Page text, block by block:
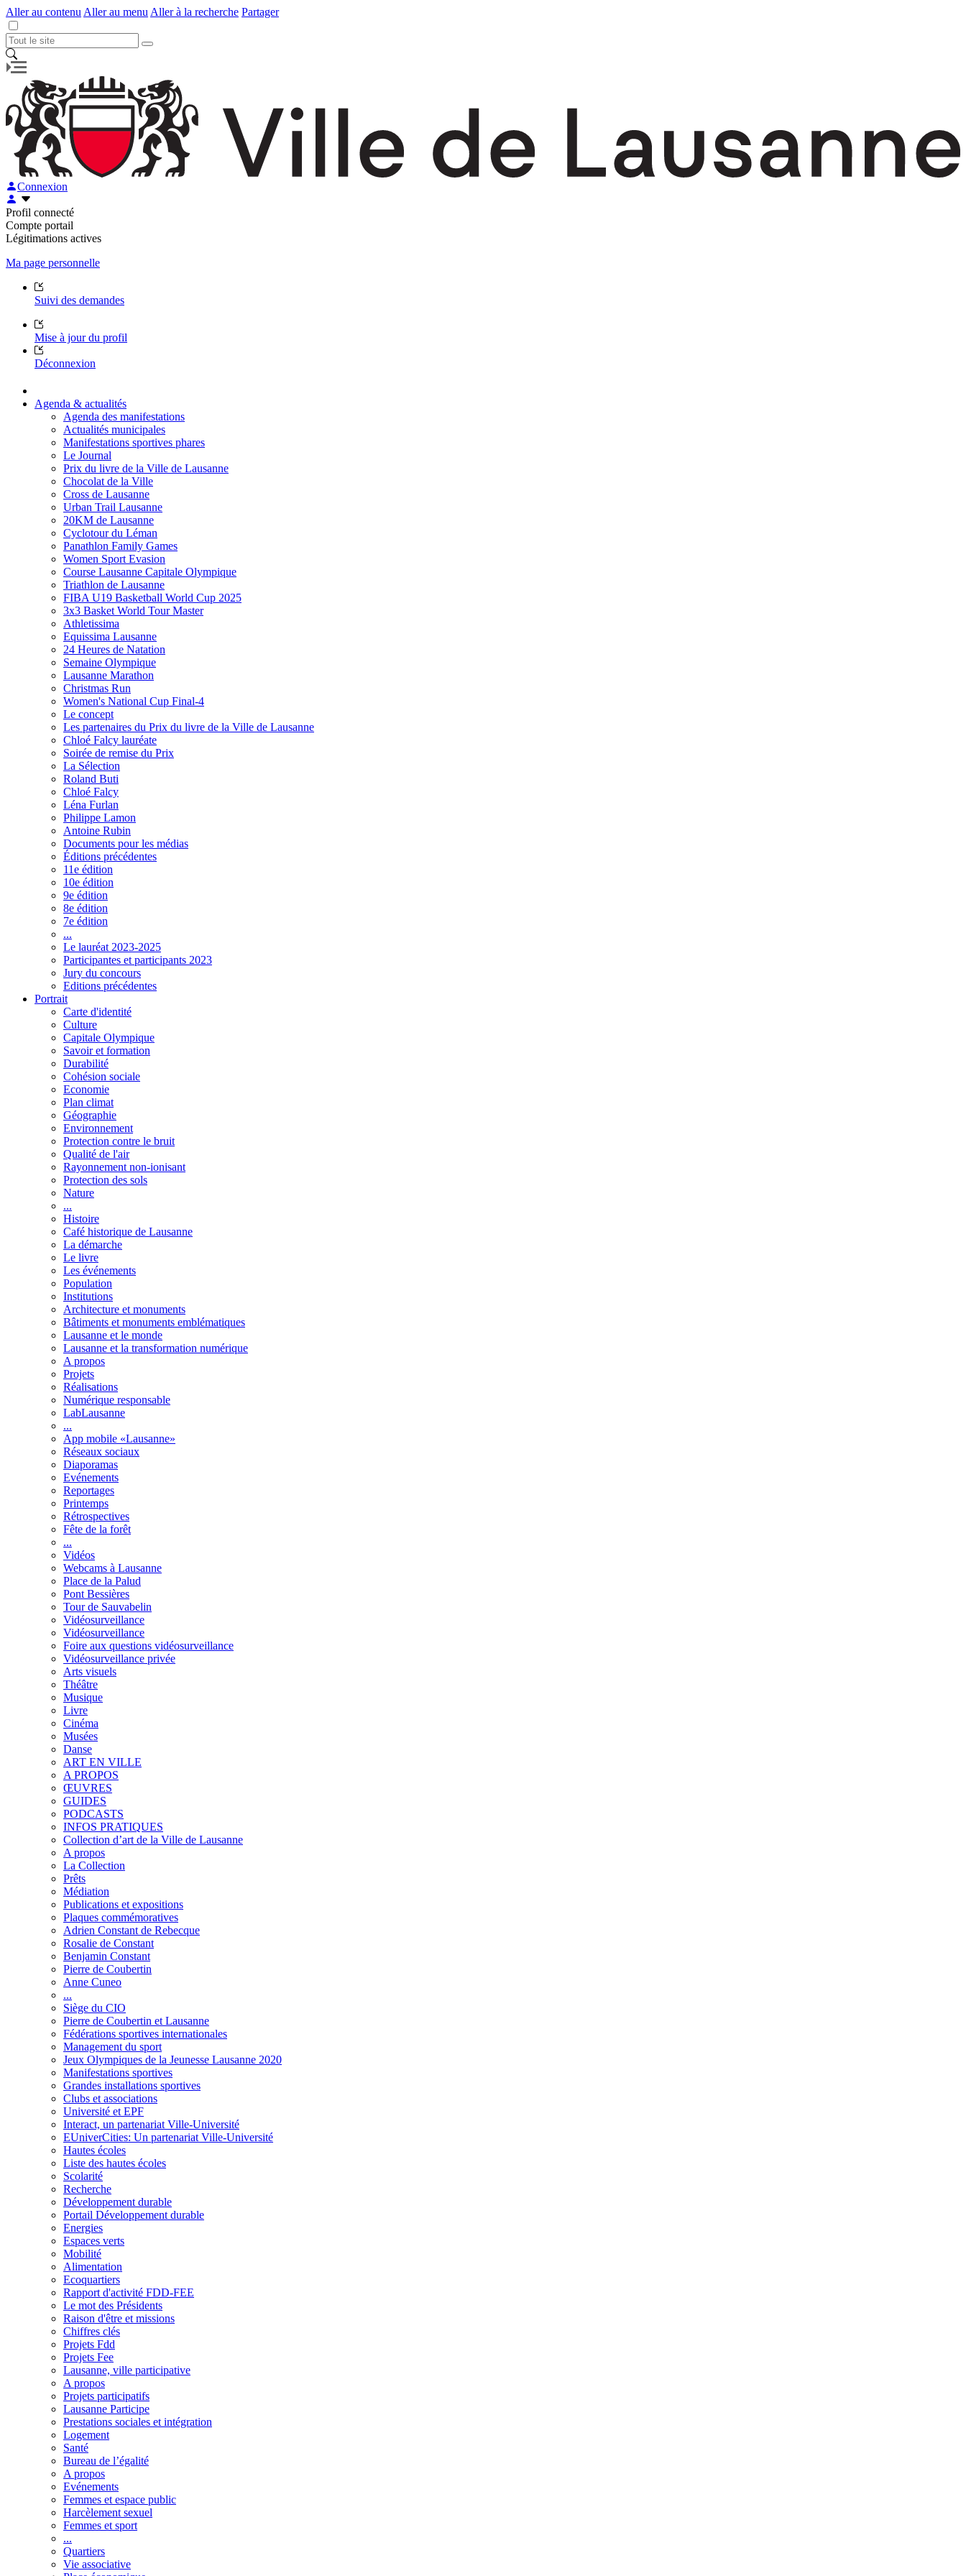
Aller au contenu Aller au menu Aller à la recherche Partager
Connexion
Profil connecté
Compte portail
Légitimations actives
Ma page personnelle
Suivi des demandes
Mise à jour du profil
Déconnexion
Agenda & actualités
Agenda des manifestations
Actualités municipales
Manifestations sportives phares
Le Journal
Prix du livre de la Ville de Lausanne
Chocolat de la Ville
Cross de Lausanne
Urban Trail Lausanne
20KM de Lausanne
Cyclotour du Léman
Panathlon Family Games
Women Sport Evasion
Course Lausanne Capitale Olympique
Triathlon de Lausanne
FIBA U19 Basketball World Cup 2025
3x3 Basket World Tour Master
Athletissima
Equissima Lausanne
24 Heures de Natation
Semaine Olympique
Lausanne Marathon
Christmas Run
Women's National Cup Final-4
Le concept
Les partenaires du Prix du livre de la Ville de Lausanne
Chloé Falcy lauréate
Soirée de remise du Prix
La Sélection
Roland Buti
Chloé Falcy
Léna Furlan
Philippe Lamon
Antoine Rubin
Documents pour les médias
Éditions précédentes
11e édition
10e édition
9e édition
8e édition
7e édition
...
Le lauréat 2023-2025
Participantes et participants 2023
Jury du concours
Editions précédentes
Portrait
Carte d'identité
Culture
Capitale Olympique
Savoir et formation
Durabilité
Cohésion sociale
Economie
Plan climat
Géographie
Environnement
Protection contre le bruit
Qualité de l'air
Rayonnement non-ionisant
Protection des sols
Nature
...
Histoire
Café historique de Lausanne
La démarche
Le livre
Les événements
Population
Institutions
Architecture et monuments
Bâtiments et monuments emblématiques
Lausanne et le monde
Lausanne et la transformation numérique
A propos
Projets
Réalisations
Numérique responsable
LabLausanne
...
App mobile «Lausanne»
Réseaux sociaux
Diaporamas
Evénements
Reportages
Printemps
Rétrospectives
Fête de la forêt
...
Vidéos
Webcams à Lausanne
Place de la Palud
Pont Bessières
Tour de Sauvabelin
Vidéosurveillance
Vidéosurveillance
Foire aux questions vidéosurveillance
Vidéosurveillance privée
Arts visuels
Théâtre
Musique
Livre
Cinéma
Musées
Danse
ART EN VILLE
A PROPOS
ŒUVRES
GUIDES
PODCASTS
INFOS PRATIQUES
Collection d’art de la Ville de Lausanne
A propos
La Collection
Prêts
Médiation
Publications et expositions
Plaques commémoratives
Adrien Constant de Rebecque
Rosalie de Constant
Benjamin Constant
Pierre de Coubertin
Anne Cuneo
...
Siège du CIO
Pierre de Coubertin et Lausanne
Fédérations sportives internationales
Management du sport
Jeux Olympiques de la Jeunesse Lausanne 2020
Manifestations sportives
Grandes installations sportives
Clubs et associations
Université et EPF
Interact, un partenariat Ville-Université
EUniverCities: Un partenariat Ville-Université
Hautes écoles
Liste des hautes écoles
Scolarité
Recherche
Développement durable
Portail Développement durable
Energies
Espaces verts
Mobilité
Alimentation
Ecoquartiers
Rapport d'activité FDD-FEE
Le mot des Présidents
Raison d'être et missions
Chiffres clés
Projets Fdd
Projets Fee
Lausanne, ville participative
A propos
Projets participatifs
Lausanne Participe
Prestations sociales et intégration
Logement
Santé
Bureau de l’égalité
A propos
Evénements
Femmes et espace public
Harcèlement sexuel
Femmes et sport
...
Quartiers
Vie associative